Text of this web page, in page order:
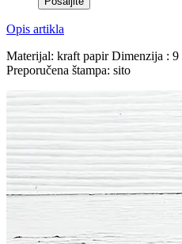
Opis artikla
Materijal: kraft papir Dimenzija : 9
Preporučena štampa: sito